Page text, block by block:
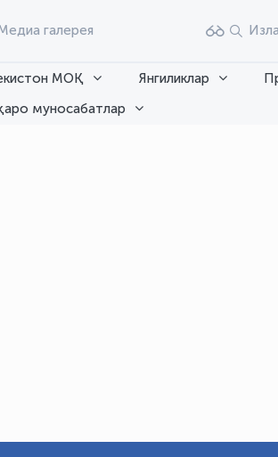
галерея
МОҚ Янгиликлар
муносабатлар